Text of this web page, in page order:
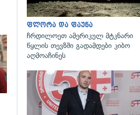
ფლორა და ფაუნა
ჩრდილოეთ ამერიკულ მტკნარი
წყლის თევზში გადამდები კიბო
აღმოაჩინეს